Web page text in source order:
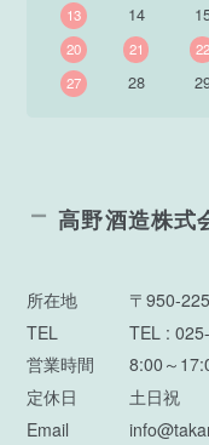
13
14
20
21 22
27
28
高野酒造株式
所在地
〒950-
TEL
TEL :
営業時間
8:00～
定休日
土日祝
Email